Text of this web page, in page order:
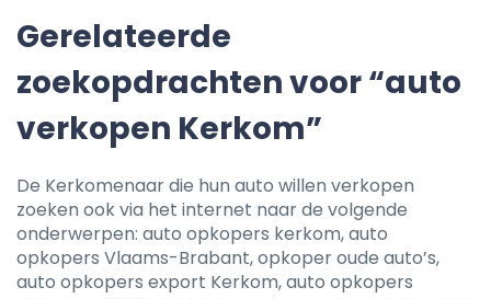
Gerelateerde
zoekopdrachten voor “auto
verkopen Kerkom”
De Kerkomenaar die hun auto willen verkopen
zoeken ook via het internet naar de volgende
onderwerpen: auto opkopers kerkom, auto
opkopers Vlaams-Brabant, opkoper oude auto’s,
auto opkopers export Kerkom, auto opkopers